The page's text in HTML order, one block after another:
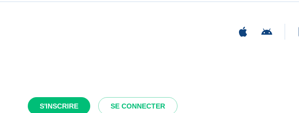
S'INSCRIRE SE CONNECTER